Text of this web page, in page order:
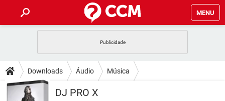
MENU
CELULAR FACEBOOK
OUTLOOK
DICAS
JOGOS WHATSAPP
CELULAR
DOWNLOADS
Downloads Áudio Música
DJ PRO X